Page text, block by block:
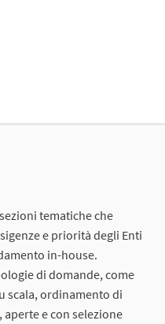
tematiche che
e priorità degli Enti
in-house.
di domande, come
scala, ordinamento di
e con selezione